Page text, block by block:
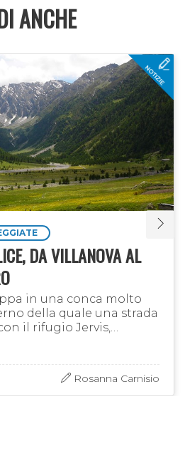
ANCHE
DA VILLANOVA AL
in una conca molto
della quale una strada
il rifugio Jervis,
Rosanna Carnisio